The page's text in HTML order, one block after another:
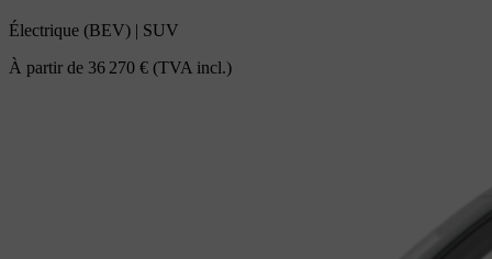
Électrique (BEV) | SUV
À partir de 36 270 € (TVA incl.)